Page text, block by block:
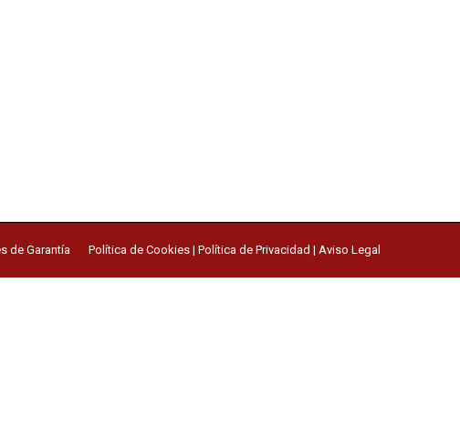
de Garantía Política de Cookies | Política de Privacidad | Aviso Legal